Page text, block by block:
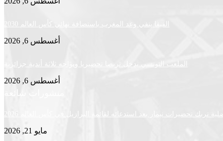
الفيفا ينفي وعد المغرب باستضافة نهائي كأس العالم 2030
أغسطس 6, 2026
الملعب التونسي يدخل تربصا تحضيريا ويواجه ثلاثة أندية جزائرية
أغسطس 6, 2026
منشورات شائعة
تربك تحضيرات نيمار بعد استدعائه لقائمة البرازيل في كأس العالم 2026
مايو 21, 2026